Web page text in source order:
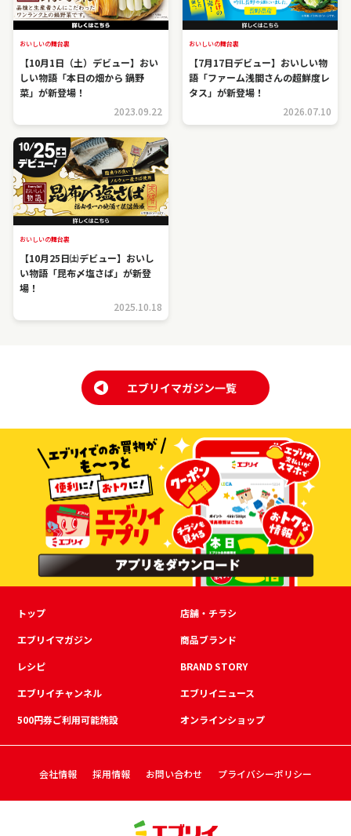
おいしいの舞台裏
【10月1日（土）デビュー】おい
しい物語「本日の畑から 鍋野
菜」が新登場！
2023.09.22
おいしいの舞台裏
【7月17日デビュー】おいしい物
語「ファーム浅間さんの超鮮度レ
タス」が新登場！
2026.07.10
おいしいの舞台裏
【10月25日㈯デビュー】おいし
い物語「昆布〆塩さば」が新登
場！
2025.10.18
トップ
店舗・チラシ
エブリイマガジン
商品ブランド
レシピ
BRAND STORY
エブリイチャンネル
エブリイニュース
500円券ご利用可能施設
オンラインショップ
会社情報 採用情報 お問い合わせ プライバシーポリシー